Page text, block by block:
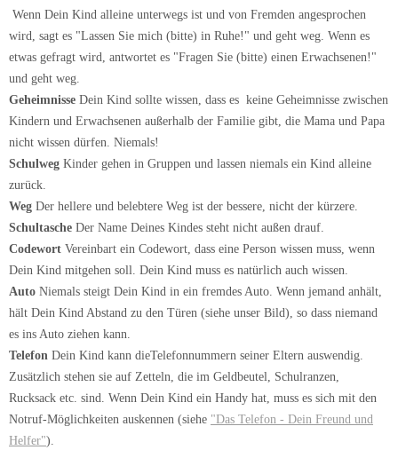
Wenn Dein Kind alleine unterwegs ist und von Fremden angesprochen
wird, sagt es "Lassen Sie mich (bitte) in Ruhe!" und geht weg. Wenn es
etwas gefragt wird, antwortet es "Fragen Sie (bitte) einen Erwachsenen!"
und geht weg.
Geheimnisse Dein Kind sollte wissen, dass es keine Geheimnisse zwischen
Kindern und Erwachsenen außerhalb der Familie gibt, die Mama und Papa
nicht wissen dürfen. Niemals!
Schulweg Kinder gehen in Gruppen und lassen niemals ein Kind alleine
zurück.
Weg Der hellere und belebtere Weg ist der bessere, nicht der kürzere.
Schultasche Der Name Deines Kindes steht nicht außen drauf.
Codewort Vereinbart ein Codewort, dass eine Person wissen muss, wenn
Dein Kind mitgehen soll. Dein Kind muss es natürlich auch wissen.
Auto Niemals steigt Dein Kind in ein fremdes Auto. Wenn jemand anhält,
hält Dein Kind Abstand zu den Türen (siehe unser Bild), so dass niemand
es ins Auto ziehen kann.
Telefon Dein Kind kann dieTelefonnummern seiner Eltern auswendig.
Zusätzlich stehen sie auf Zetteln, die im Geldbeutel, Schulranzen,
Rucksack etc. sind. Wenn Dein Kind ein Handy hat, muss es sich mit den
Notruf-Möglichkeiten auskennen (siehe "Das Telefon - Dein Freund und
Helfer").